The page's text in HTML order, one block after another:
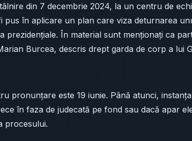
din 7 decembrie 2024, la un centru de
pus în aplicare un plan care viza deturnarea
prezidențiale. În material sunt menționați ca
Burcea, descris drept garda de corp a lui
pronunțare este 19 iunie. Până atunci,
în faza de judecată pe fond sau dacă apar
procesului.